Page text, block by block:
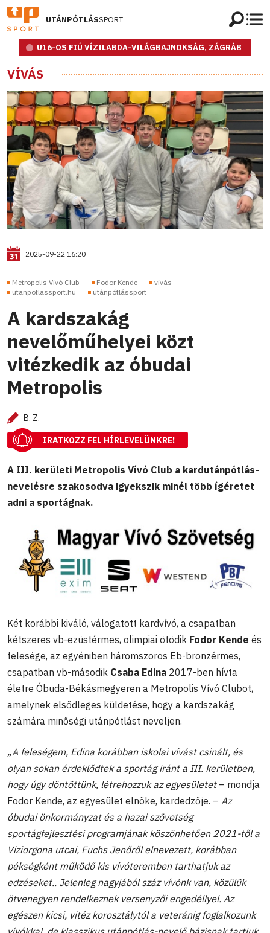
UTÁNPÓTLÁSSPORT
U16-OS FIÚ VÍZILABDA-VILÁGBAJNOKSÁG, ZÁGRÁB
VÍVÁS
2025-09-22 16:20
Metropolis Vívó Club Fodor Kende
vívás
utanpotlassport.hu
utánpótlássport
A kardszakág
nevelőműhelyei közt
vitézkedik az óbudai
Metropolis
B. Z.
IRATKOZZ FEL HÍRLEVELÜNKRE!
A III. kerületi Metropolis Vívó Club a kardutánpótlás-
nevelésre szakosodva igyekszik minél több ígéretet
adni a sportágnak.
Két korábbi kiváló, válogatott kardvívó, a csapatban
kétszeres vb-ezüstérmes, olimpiai ötödik Fodor Kende és
felesége, az egyéniben háromszoros Eb-bronzérmes,
csapatban vb-második Csaba Edina 2017-ben hívta
életre Óbuda-Békásmegyeren a Metropolis Vívó Clubot,
amelynek elsődleges küldetése, hogy a kardszakág
számára minőségi utánpótlást neveljen.
„A feleségem, Edina korábban iskolai vívást csinált, és
olyan sokan érdeklődtek a sportág iránt a III. kerületben,
hogy úgy döntöttünk, létrehozzuk az egyesületet – mondja
Fodor Kende, az egyesület elnöke, kardedzője. – Az
óbudai önkormányzat és a hazai szövetség
sportágfejlesztési programjának köszönhetően 2021-től a
Viziorgona utcai, Fuchs Jenőről elnevezett, korábban
pékségként működő kis vívóteremben tarthatjuk az
edzéseket.. Jelenleg nagyjából száz vívónk van, közülük
ötvenegyen rendelkeznek versenyzői engedéllyel. Az
egészen kicsi, vitéz korosztálytól a veteránig foglalkozunk